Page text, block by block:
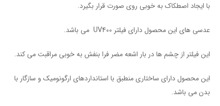
با ایجاد اصطکاک به خوبی روی صورت قرار بگیرد.
عدسی های این محصول دارای فیلتر UV400 می باشد.
این فیلتر از چشم ها در بار اشعه مضر فرا بنفش به خوبی مراقبت می کند.
این محصول دارای ساختاری منطبق با استاندارد‌های ارگونومیک و سازگار با
بدن می باشد.